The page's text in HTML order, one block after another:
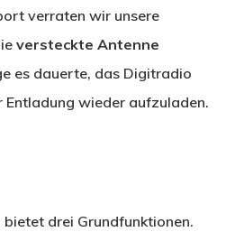
verraten wir unsere
versteckte Antenne
es dauerte, das Digitradio
wieder aufzuladen.
drei Grundfunktionen.